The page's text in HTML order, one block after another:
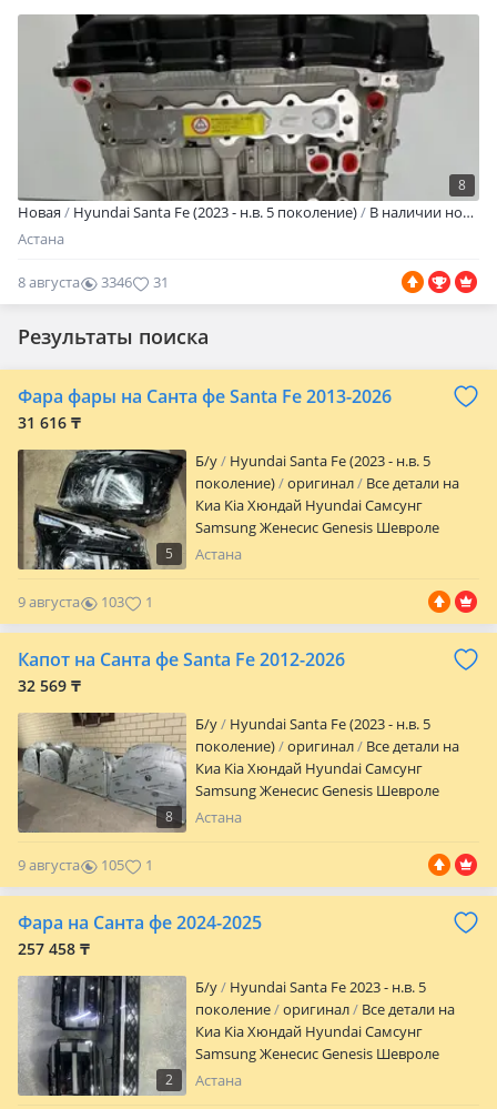
8
Новая Hyundai Santa Fe (2023 - н.в. 5 поколение)
В наличии новый двигатель (мотор) на Sportage, Tucson, ix35, i40, Sorento, SantaFe, Sonata, Optima, K5, Soul, Creta, Seltos. Так же есть все виды новых двигателей HYUNDAI-KIA Применение: HYUNDAI — Accent, Solaris, Elantra, Avante, Bayon, i20, i30, i40, Sonata, Creta, Tucson, SantaFe, Grandeur KIA — Picanto, Rio, RioX, Soul, Cerato, Ceed, Soul, Seltos, Cadenza, Optima, K3, K5, K7, Sportage, Sorento -Состояние — новое -Гарантия -Рассрочка/кредит -Доставка по всему РК -Есть свои автосервисы по установке -Работаем с физическими и юридическими лицами
Астана
8 августа 3346 31
Результаты поиска
Фара фары на Санта фе Santa Fe 2013-2026
31 616 ₸
5
Б/y
Hyundai Santa Fe (2023 - н.в. 5
поколение)
оригинал
Все детали на
Киа Kia Хюндай Hyundai Самсунг
Samsung Женесис Genesis Шевроле
Chevrolet Мотор Accent Sonata Elantra
Genesis Getz Azera Kona Starex Staria
Sportage Sorento K5 Optima Cerato
Carnival K3 K7 K8 K9 Mohave Morning
Picanto Bayon I20 I30 Ray Sedona Seltos
Астана
9 августа 103 1
Капот на Санта фе Santa Fe 2012-2026
32 569 ₸
8
Б/y
Hyundai Santa Fe (2023 - н.в. 5
поколение)
оригинал
Все детали на
Киа Kia Хюндай Hyundai Самсунг
Samsung Женесис Genesis Шевроле
Chevrolet Мотор Accent Sonata Elantra
Genesis Getz Azera Kona Starex Staria
Sportage Sorento K5 Optima Cerato
Carnival K3 K7 K8 K9 Mohave Morning
Picanto Bayon I20 I30 Ray Sedona Seltos
Астана
9 августа 105 1
Фара на Санта фе 2024-2025
257 458 ₸
2
Б/y
Hyundai Santa Fe 2023 - н.в. 5
поколение
оригинал
Все детали на
Киа Kia Хюндай Hyundai Самсунг
Samsung Женесис Genesis Шевроле
Chevrolet Мотор Accent Sonata Elantra
Астана